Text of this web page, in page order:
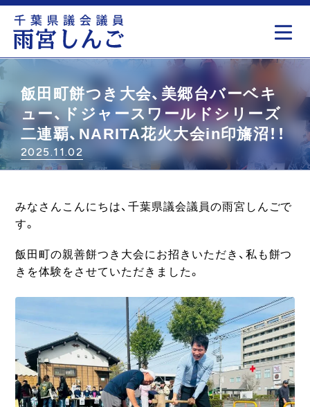
飯田町餅つき大会、美郷台バーベキ
ュー、ドジャースワールドシリーズ
二連覇、NARITA花火大会in印旛沼！！
2025.11.02
みなさんこんにちは、千葉県議会議員の雨宮しんごで
す。
飯田町の親善餅つき大会にお招きいただき、私も餅つ
きを体験をさせていただきました。